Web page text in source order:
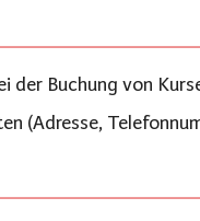
Buchung von
(Adresse,